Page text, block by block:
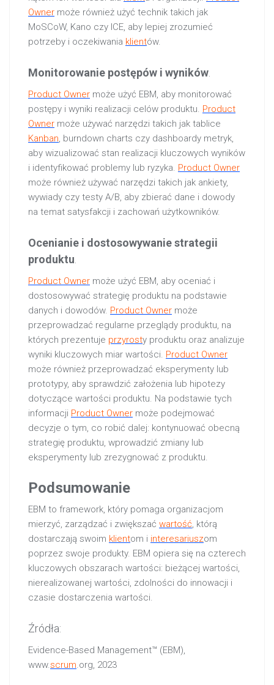
Owner może również użyć technik takich jak
MoSCoW, Kano czy ICE, aby lepiej zrozumieć
potrzeby i oczekiwania klientów.
Monitorowanie postępów i wyników
Product Owner może użyć EBM, aby monitorować
postępy i wyniki realizacji celów produktu. Product
Owner może używać narzędzi takich jak tablice
Kanban , burndown charts czy dashboardy metryk,
aby wizualizować stan realizacji kluczowych wyników
i identyfikować problemy lub ryzyka. Product Owner
może również używać narzędzi takich jak ankiety,
wywiady czy testy A/B, aby zbierać dane i dowody
na temat satysfakcji i zachowań użytkowników.
Ocenianie i dostosowywanie strategii
produktu
Product Owner może użyć EBM, aby oceniać i
dostosowywać strategię produktu na podstawie
danych i dowodów. Product Owner może
przeprowadzać regularne przeglądy produktu, na
których prezentuje przyrosty produktu oraz analizuje
wyniki kluczowych miar wartości. Product Owner
może również przeprowadzać eksperymenty lub
prototypy, aby sprawdzić założenia lub hipotezy
dotyczące wartości produktu. Na podstawie tych
informacji Product Owner może podejmować
decyzje o tym, co robić dalej: kontynuować obecną
strategię produktu, wprowadzić zmiany lub
eksperymenty lub zrezygnować z produktu.
Podsumowanie
EBM to framework, który pomaga organizacjom
mierzyć, zarządzać i zwiększać wartość , którą
dostarczają swoim klientom i interesariuszom
poprzez swoje produkty. EBM opiera się na czterech
kluczowych obszarach wartości: bieżącej wartości,
nierealizowanej wartości, zdolności do innowacji i
czasie dostarczenia wartości.
Źródła:
Evidence-Based Management™ (EBM),
www.scrum .org, 2023